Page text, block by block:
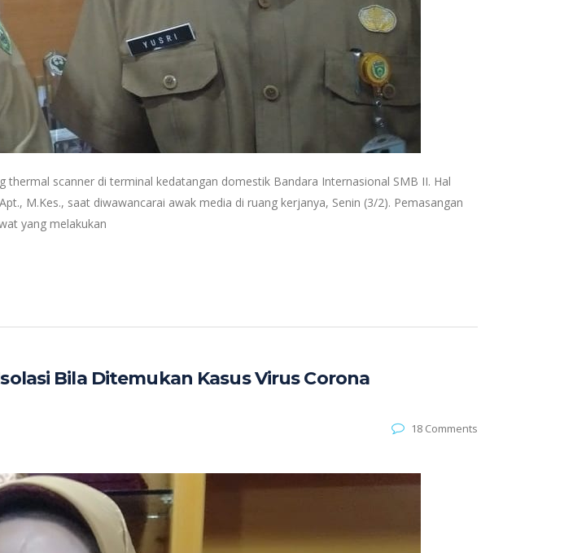
scanner di terminal kedatangan domestik Bandara Internasional SMB II. Hal
M.Kes., saat diwawancarai awak media di ruang kerjanya, Senin (3/2). Pemasangan
yang melakukan
Bila Ditemukan Kasus Virus Corona
18 Comments